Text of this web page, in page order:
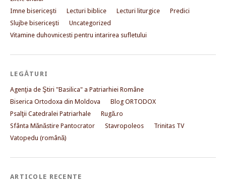
Imne bisericeşti
Lecturi biblice Lecturi liturgice
Predici
Slujbe bisericeşti
Uncategorized
Vitamine duhovnicesti pentru intarirea sufletului
LEGĂTURI
Agenţia de Ştiri "Basilica" a Patriarhiei Române
Biserica Ortodoxa din Moldova
Blog ORTODOX
Psalţii Catedralei Patriarhale
Rugă.ro
Sfânta Mănăstire Pantocrator
Stavropoleos
Trinitas TV
Vatopedu (română)
ARTICOLE RECENTE